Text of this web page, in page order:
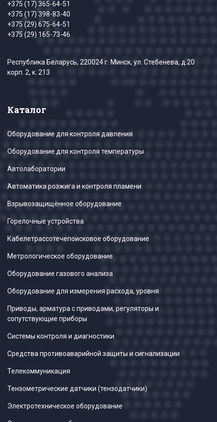
+375 (17) 365-64-51
+375 (17) 398-83-40
+375 (29) 675-64-51
+375 (29) 165-73-46
Республика Беларусь, 220024 г. Минск, ул. Стебенева, д.20
корп. 2, к. 213
Каталог
Оборудование для контроля давления
Оборудование для контроля температуры
Автолаборатории
Автоматика розжига и контроля пламени
Взрывозащищённое оборудование
Горелочные устройства
Кабелетрассотечепоисковое оборудование
Метрологическое оборудование
Оборудование газового анализа
Оборудование для измерения расхода, уровня
Приводы, арматура с приводами, регуляторы и
сопутствующие приборы
Системы контроля и диагностики
Средства противоаварийной защиты и сигнализации
Телекоммуникация
Тензометрические датчики (тензодатчики)
Электротехническое оборудование